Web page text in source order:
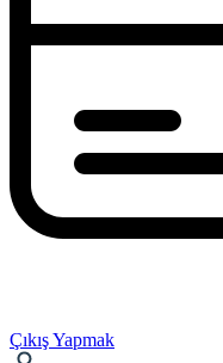
Çıkış Yapmak